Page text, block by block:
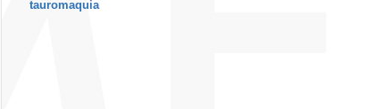
tauromaquia